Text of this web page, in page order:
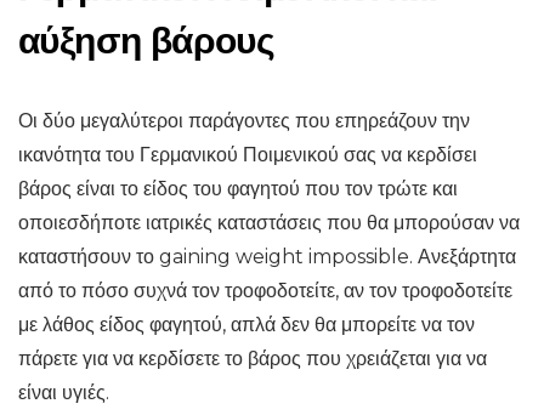
αύξηση βάρους
Οι δύο μεγαλύτεροι παράγοντες που επηρεάζουν την
ικανότητα του Γερμανικού Ποιμενικού σας να κερδίσει
βάρος είναι το είδος του φαγητού που τον τρώτε και
οποιεσδήποτε ιατρικές καταστάσεις που θα μπορούσαν να
καταστήσουν το gaining weight impossible. Ανεξάρτητα
από το πόσο συχνά τον τροφοδοτείτε, αν τον τροφοδοτείτε
με λάθος είδος φαγητού, απλά δεν θα μπορείτε να τον
πάρετε για να κερδίσετε το βάρος που χρειάζεται για να
είναι υγιές.